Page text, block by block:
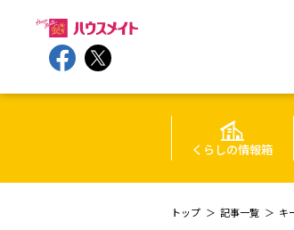
くらしの情報箱
トップ 記事一覧 キ